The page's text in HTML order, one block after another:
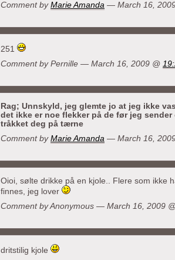
Comment by Marie Amanda — March 16,
251
Comment by Pernille — March 16, 2009 @
Rag; Unnskyld, jeg glemte jo at jeg ikke
det ikke er noe flekker på de før jeg
tråkket deg på tærne
Comment by Marie Amanda — March 16,
Oioi, sølte drikke på en kjole.. Flere som ikke
finnes, jeg lover
Comment by Anonymous — March 16, 2009
dritstilig kjole